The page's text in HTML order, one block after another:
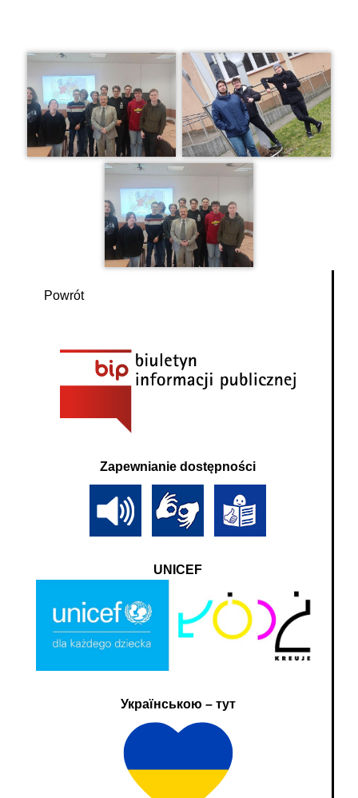
Powrót
Zapewnianie dostępności
UNICEF
Українською – тут